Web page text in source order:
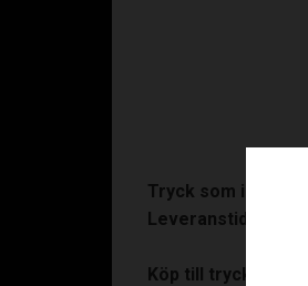
Tryck som ingår:
Leveranstid:
Köp till tryck: